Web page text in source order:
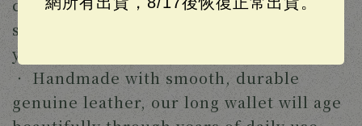
coin pocket with zipper closure, and
some extra room for all the receipts
you've been collecting.
‧ Handmade with smooth, durable
genuine leather, our long wallet will age